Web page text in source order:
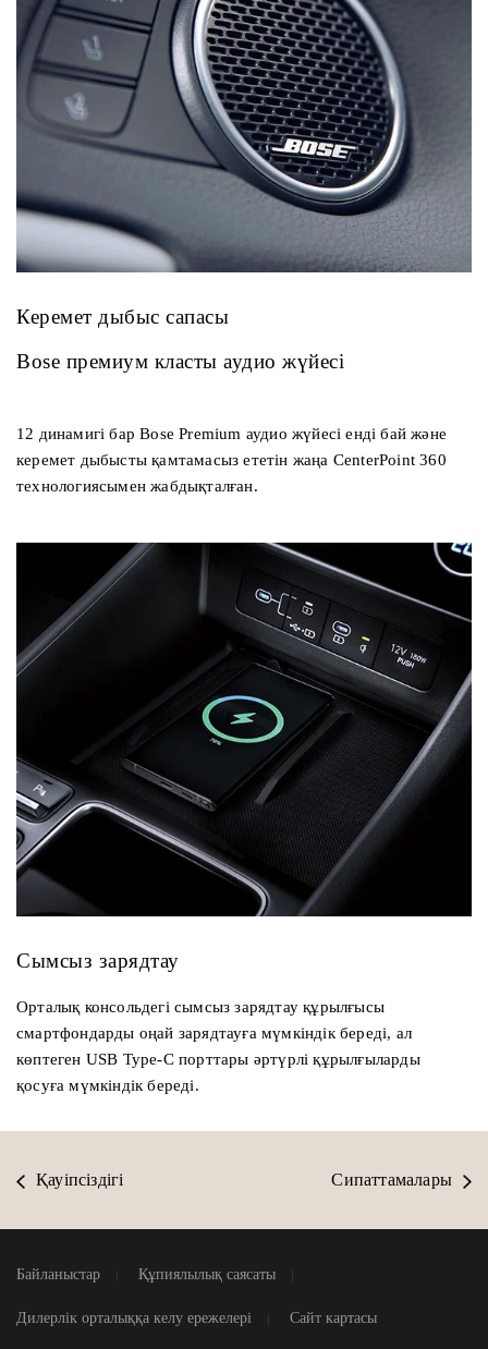
Керемет дыбыс сапасы
Bose премиум класты аудио жүйесі
12 динамигі бар Bose Premium аудио жүйесі енді бай және
керемет дыбысты қамтамасыз ететін жаңа CenterPoint 360
технологиясымен жабдықталған.
Сымсыз зарядтау
Орталық консольдегі сымсыз зарядтау құрылғысы
смартфондарды оңай зарядтауға мүмкіндік береді, ал
көптеген USB Type-C порттары әртүрлі құрылғыларды
қосуға мүмкіндік береді.
Қауіпсіздігі Сипаттамалары
Байланыстар Құпиялылық саясаты
Дилерлік орталыққа келу ережелері Сайт картасы